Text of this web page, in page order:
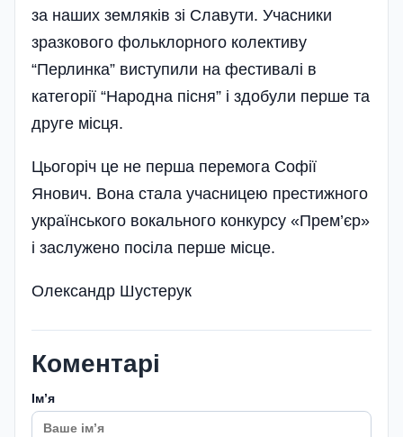
за наших земляків зі Славути. Учасники
зразкового фольклорного колективу
“Перлинка” виступили на фестивалі в
категорії “Народна пісня” і здобули перше та
друге місця.
Цьогоріч це не перша перемога Софії
Янович. Вона стала учасницею престижного
українського вокального конкурсу «Прем’єр»
і заслужено посіла перше місце.
Олександр Шустерук
Коментарі
Імʼя